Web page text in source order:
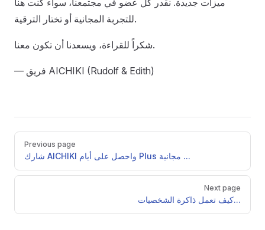
ميزات جديدة. نقدر كل عضو في مجتمعنا، سواء كنت هنا
للتجربة المجانية أو تختار الترقية.
شكراً للقراءة، ويسعدنا أن تكون معنا.
— فريق AICHIKI (Rudolf & Edith)
Pager
Previous page
شارك AICHIKI واحصل على أيام Plus مجانية ...
Next page
كيف تعمل ذاكرة الشخصيات...